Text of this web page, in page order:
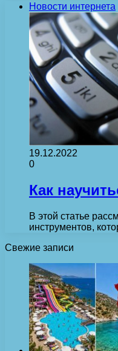
Новости интернета
19.12.2022
0
Как
В этой статье
инструментов,
Свежие записи